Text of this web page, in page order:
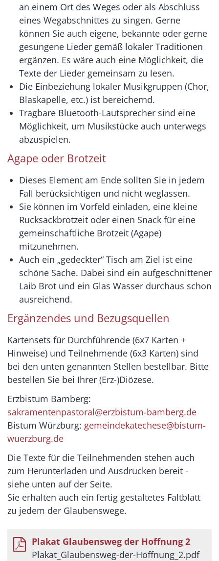
an einem Ort des Weges oder als Abschluss
eines Wegabschnittes zu singen. Gerne
können Sie auch eigene, bekannte oder gerne
gesungene Lieder gemäß lokaler Traditionen
ergänzen. Es wäre auch eine Möglichkeit, die
Texte der Lieder gemeinsam zu lesen.
Die Einbeziehung lokaler Musikgruppen (Chor,
Blaskapelle, etc.) ist bereichernd.
Tragbare Bluetooth-Lautsprecher sind eine
Möglichkeit, um Musikstücke auch unterwegs
abzuspielen.
Agape oder Brotzeit
Dieses Element am Ende sollten Sie in jedem
Fall berücksichtigen und nicht weglassen.
Sie können im Vorfeld einladen, eine kleine
Rucksackbrotzeit oder einen Snack für eine
gemeinschaftliche Brotzeit (Agape)
mitzunehmen.
Auch ein „gedeckter“ Tisch am Ziel ist eine
schöne Sache. Dabei sind ein aufgeschnittener
Laib Brot und ein Glas Wasser durchaus schon
ausreichend.
Ergänzendes und Bezugsquellen
Kartensets für Durchführende (6x7 Karten +
Hinweise) und Teilnehmende (6x3 Karten) sind
bei den unten genannten Stellen bestellbar. Bitte
bestellen Sie bei Ihrer (Erz-)Diözese.
Erzbistum Bamberg:
sakramentenpastoral@erzbistum-bamberg.de
Bistum Würzburg: gemeindekatechese@bistum-
wuerzburg.de
Die Texte für die Teilnehmenden stehen auch
zum Herunterladen und Ausdrucken bereit -
siehe unten auf der Seite.
Sie erhalten auch ein fertig gestaltetes Faltblatt
zu jedem der Glaubenswege.
Plakat Glaubensweg der Hoffnung 2
Plakat_Glaubensweg-der-Hoffnung_2.pdf